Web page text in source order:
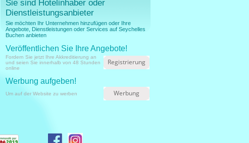
Sie sind Hotelinhaber oder
Dienstleistungsanbieter
Sie möchten Ihr Unternehmen hinzufügen oder Ihre
Angebote, Dienstleistungen oder Services auf Seychelles
Buchen anbieten
Veröffentlichen Sie Ihre Angebote!
Fordern Sie jetzt Ihre Akkreditierung an
und seien Sie innerhalb von 48 Stunden
online
Registrierung
Werbung aufgeben!
Um auf der Website zu werben Werbung